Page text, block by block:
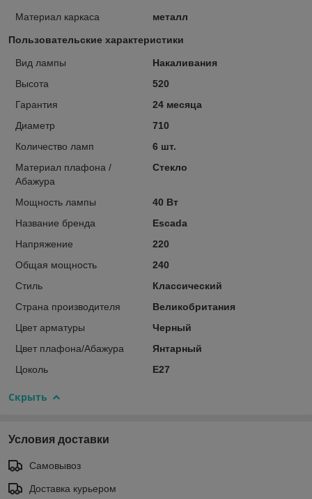
Материал каркаса металл
Пользовательские характеристики
Вид лампы
Накаливания
Высота
520
Гарантия
24 месяца
Диаметр
710
Количество ламп
6 шт.
Материал плафона /
Абажура
Стекло
Мощность лампы
40 Вт
Название бренда
Escada
Напряжение
220
Общая мощность
240
Стиль
Классический
Страна производителя
Великобритания
Цвет арматуры
Черный
Цвет плафона/Абажура
Янтарный
Цоколь
E27
Скрыть
Условия доставки
Самовывоз
Доставка курьером